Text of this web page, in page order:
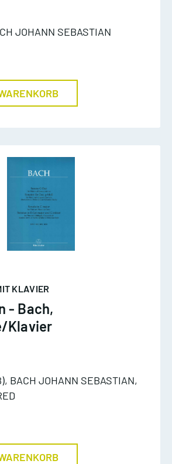
JOHANN SEBASTIAN
KLAVIER
- Bach,
Klavier
BACH JOHANN SEBASTIAN,